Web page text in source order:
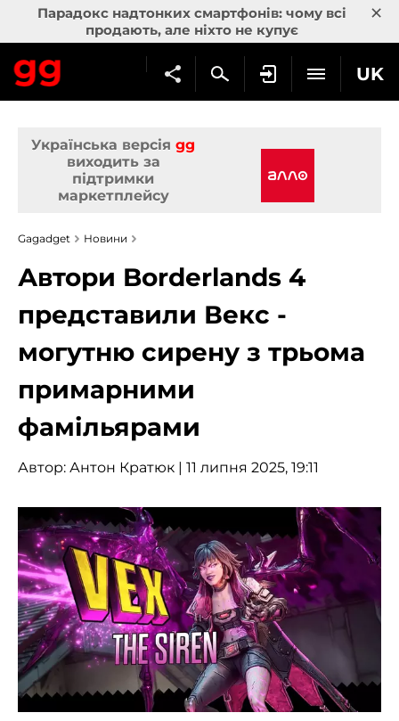
Парадокс надтонких смартфонів: чому всі
продають, але ніхто не купує
×
UK
Українська версія gg
виходить за
підтримки
маркетплейсу
Gagadget Новини
Автори Borderlands 4
представили Векс -
могутню сирену з трьома
примарними
фамільярами
Автор: Антон Кратюк | 11 липня 2025, 19:11